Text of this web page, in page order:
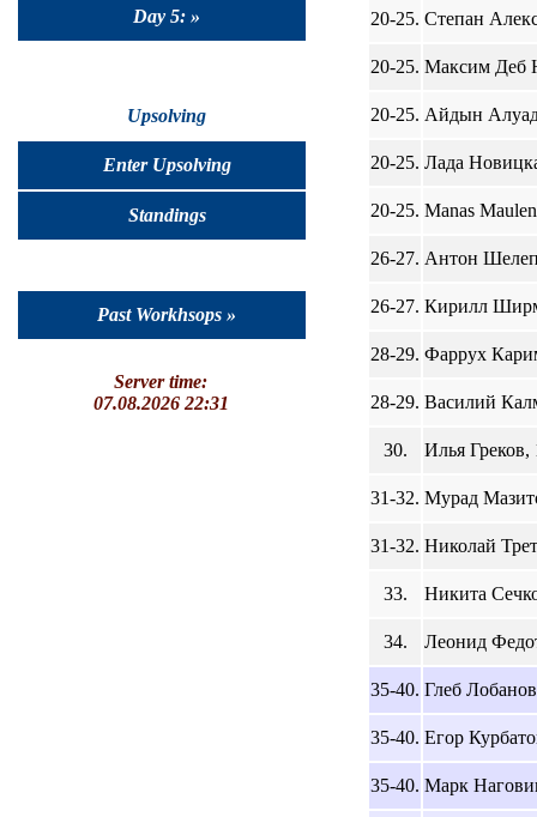
Day 5: »
Upsolving
Enter Upsolving
Standings
Past Workhsops »
Server time:
07.08.2026 22:31
20-25. Степан
20-25. Максим Деб
20-25. Айдын
20-25. Лада
20-25. Manas
26-27. Антон
26-27. Кирилл
28-29. Фаррух
28-29. Василий
30. Илья Греков,
31-32. Мурад
31-32. Николай
33. Никита
34. Леонид
35-40. Глеб
35-40. Егор
35-40. Марк